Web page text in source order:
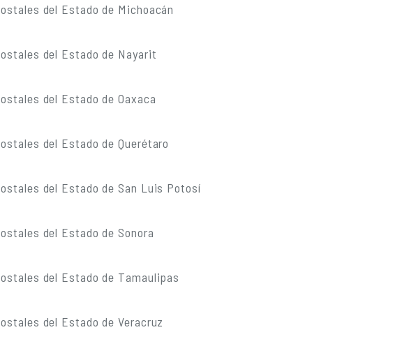
del Estado de Michoacán
del Estado de Nayarit
del Estado de Oaxaca
del Estado de Querétaro
del Estado de San Luis Potosí
del Estado de Sonora
del Estado de Tamaulipas
del Estado de Veracruz